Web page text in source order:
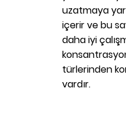
uzatmaya
içerir ve bu
daha iyi
türlerinden
vardır.